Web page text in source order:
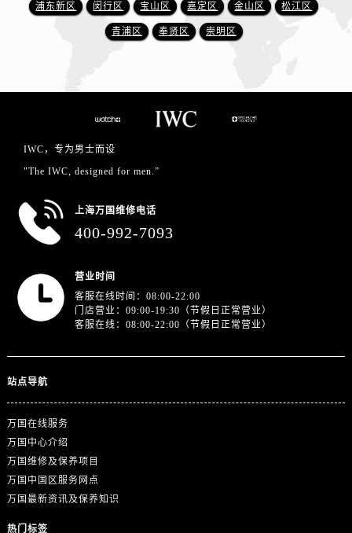
浦东新区 闵行区 宝山区 嘉定区 金山区 松江区
青浦区 奉贤区 崇明区
IWC，专为男士而设
"The IWC, designed for men.”
上海万国维修电话
400-992-7093
营业时间
客服在线时间：08:00-22:00
门店营业：09:00-19:30（节假日正常营业）
客服在线：08:00-22:00（节假日正常营业）
站点导航
万国在线服务
万国中心介绍
万国维修及保养项目
万国中国区服务网点
万国最新资讯及保养知识
热门标签